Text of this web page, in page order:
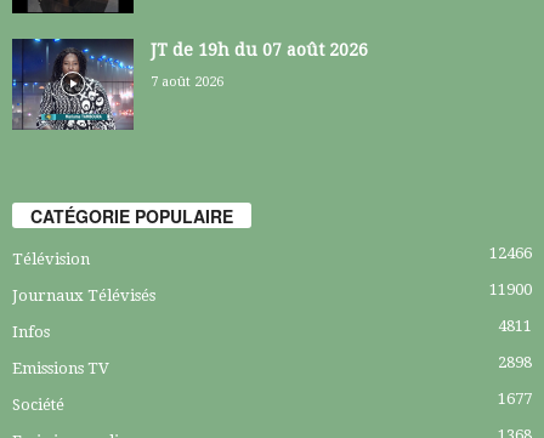
JT de 19h du 07 août 2026
7 août 2026
CATÉGORIE POPULAIRE
Télévision 12466
Journaux Télévisés 11900
Infos 4811
Emissions TV 2898
Société 1677